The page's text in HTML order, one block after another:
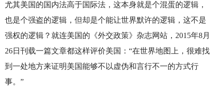
尤其美国的国内法高于国际法，这本身就是个混蛋的逻辑，
也是个强盗的逻辑，但却是个能让世界默许的逻辑，这不是
强权的逻辑？就连美国的《外交政策》杂志网站，2015年8月
26日刊载一篇文章都这样评价美国：“在世界地图上，很难找
到一处地方来证明美国能够不以虚伪和言行不一的方式行
事。”